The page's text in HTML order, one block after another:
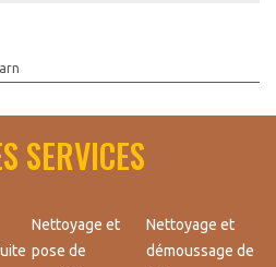
SERVICES
Nettoyage et
pose de
Nettoyage et
démoussage de